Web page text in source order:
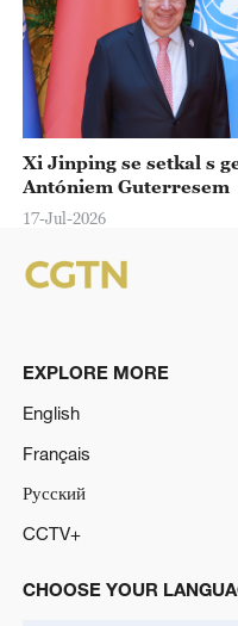
Xi Jinping se setkal s
Antóniem Guterresem
17-Jul-2026
EXPLORE MORE
English
Français
Русский
CCTV+
CHOOSE YOUR